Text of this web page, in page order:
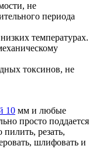
не
периода
температурах.
токсинов, не
10 мм и любые
просто поддается
резать,
шлифовать и